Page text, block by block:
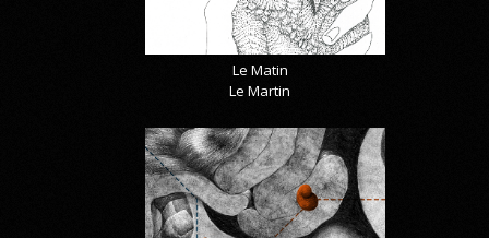
Le Matin
Le Martin